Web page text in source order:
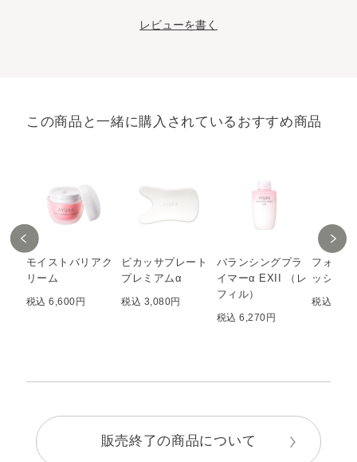
レビューを書く
この商品と一緒に購入されているおすすめ商品
モイストバリアク
リーム
税込 6,600円
ビカッサプレート
プレミアムα
税込 3,080円
バランシングプラ
イマーα EXII （レ
フィル）
税込 6,270円
フォー
ッシュα
税込
販売終了の商品について